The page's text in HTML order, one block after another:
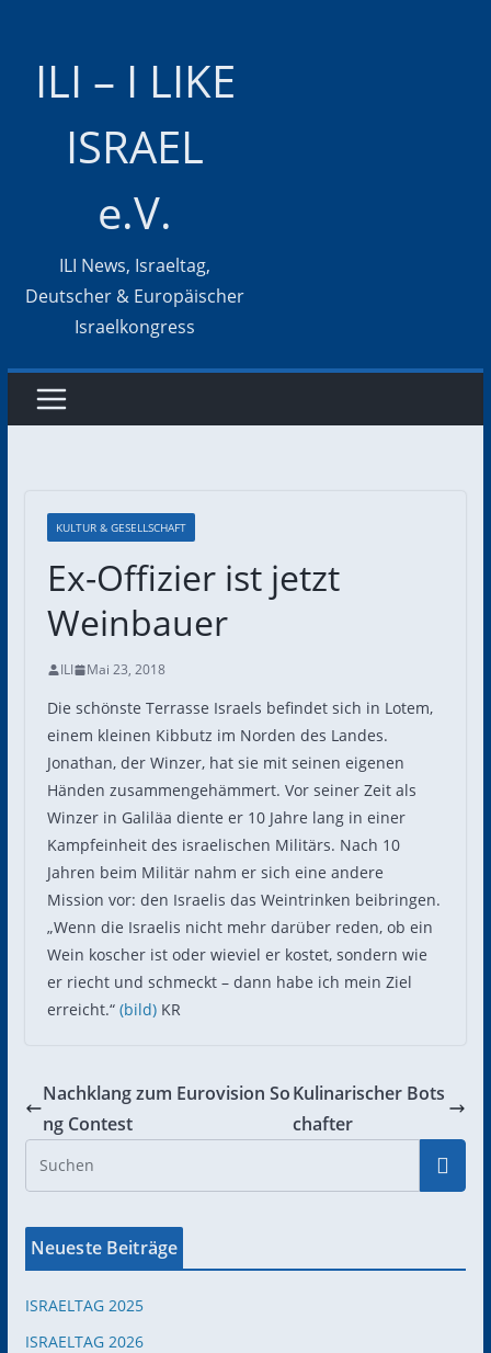
ILI – I LIKE
ISRAEL
e.V.
ILI News, Israeltag,
Deutscher & Europäischer
Israelkongress
KULTUR & GESELLSCHAFT
Ex-Offizier ist jetzt
Weinbauer
ILI Mai 23, 2018
Die schönste Terrasse Israels befindet sich in Lotem,
einem kleinen Kibbutz im Norden des Landes.
Jonathan, der Winzer, hat sie mit seinen eigenen
Händen zusammengehämmert. Vor seiner Zeit als
Winzer in Galiläa diente er 10 Jahre lang in einer
Kampfeinheit des israelischen Militärs. Nach 10
Jahren beim Militär nahm er sich eine andere
Mission vor: den Israelis das Weintrinken beibringen.
„Wenn die Israelis nicht mehr darüber reden, ob ein
Wein koscher ist oder wieviel er kostet, sondern wie
er riecht und schmeckt – dann habe ich mein Ziel
erreicht.“ (bild) KR
Nachklang zum Eurovision So
ng Contest
Kulinarischer Bots
chafter
Neueste Beiträge
ISRAELTAG 2025
ISRAELTAG 2026